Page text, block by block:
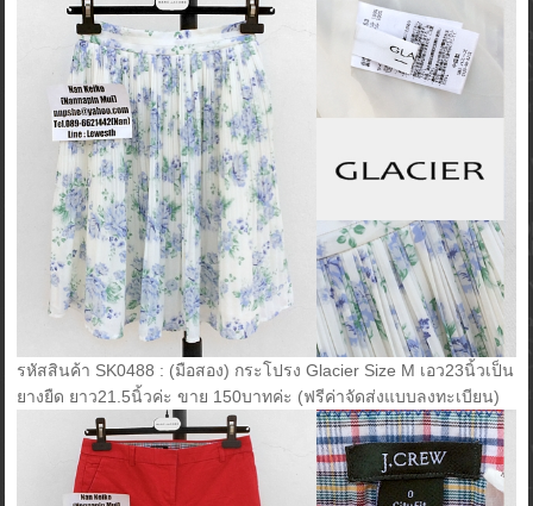
รหัสสินค้า SK0488 : (มือสอง) กระโปรง Glacier Size M เอว23นิ้วเป็น
ยางยืด ยาว21.5นิ้วค่ะ ขาย 150บาทค่ะ (ฟรีค่าจัดส่งแบบลงทะเบียน)